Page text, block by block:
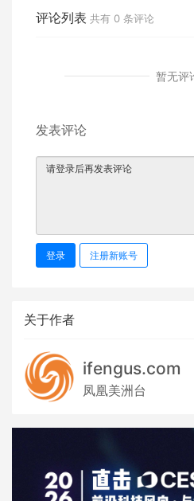
评论列表 共有 0 条评论
暂无评
发表评论
登录 注册新账号
关于作者
ifengus.com
凤凰美洲台